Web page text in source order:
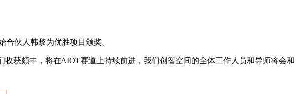
伙人韩黎为优胜项目颁奖。
获颇丰，将在AIOT赛道上持续前进，我们创智空间的全体工作人员和导师将会和